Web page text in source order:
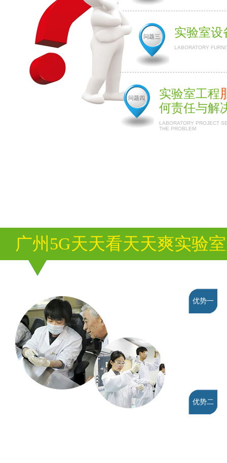
问题三 实验室设
LABORATORY
问题四 实验室工程
何责任与解
LABORATORY PROJECT
THE PROBLEM
广州5G天天看天天爽实验
优势一
优势二